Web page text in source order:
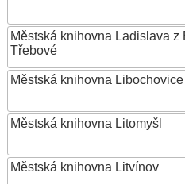
Městská knihovna Ladislava z
Třebové
Městská knihovna Libochovice
Městská knihovna Litomyšl
Městská knihovna Litvínov